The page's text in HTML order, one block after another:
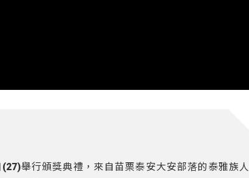
舉行頒獎典禮，來自苗栗泰安大安部落的泰雅族人